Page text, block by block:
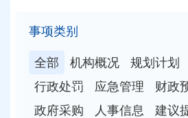
事项类别
全部 机构概况 规划计划
行政处罚
应急管理
财政
政府采购
人事信息
建议